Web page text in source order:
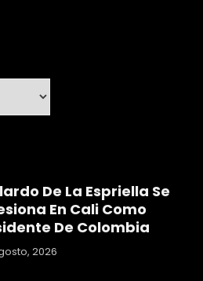
De La Espriella Se
En Cali Como
De Colombia
2026